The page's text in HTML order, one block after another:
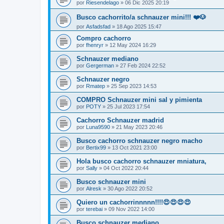
por Riesendelago » 06 Dic 2025 20:19
Busco cachorrito/a schnauzer mini!!! ❤️🐶
por Asfadsfad » 18 Ago 2025 15:47
Compro cachorro
por fhenryr » 12 May 2024 16:29
Schnauzer mediano
por Gergerman » 27 Feb 2024 22:52
Schnauzer negro
por Rmatep » 25 Sep 2023 14:53
COMPRO Schnauzer mini sal y pimienta
por POTY » 25 Jul 2023 17:54
Cachorro Schnauzer madrid
por Luna9590 » 21 May 2023 20:46
Busco cachorro schnauzer negro macho
por Bertix99 » 13 Oct 2021 23:00
Hola busco cachorro schnauzer mniatura,
por Sally » 04 Oct 2022 20:44
Busco schnauzer mini
por Alresk » 30 Ago 2022 20:52
Quiero un cachorrinnnnn!!!!😍😍😍😍
por terebai » 09 Nov 2022 14:00